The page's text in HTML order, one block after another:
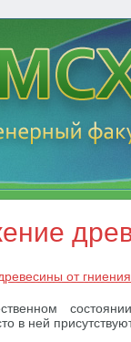
от гниения
в ней